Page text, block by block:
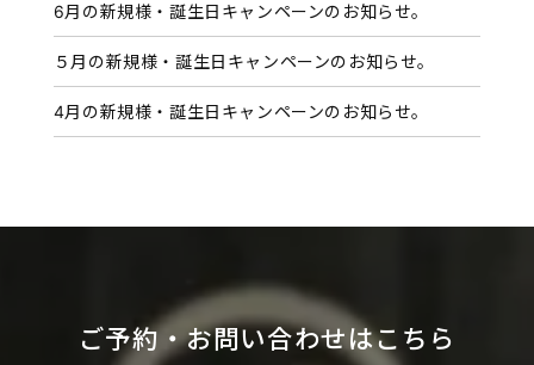
6月の新規様・誕生日キャンペーンのお知らせ。
５月の新規様・誕生日キャンペーンのお知らせ。
4月の新規様・誕生日キャンペーンのお知らせ。
ご予約・お問い合わせはこちら